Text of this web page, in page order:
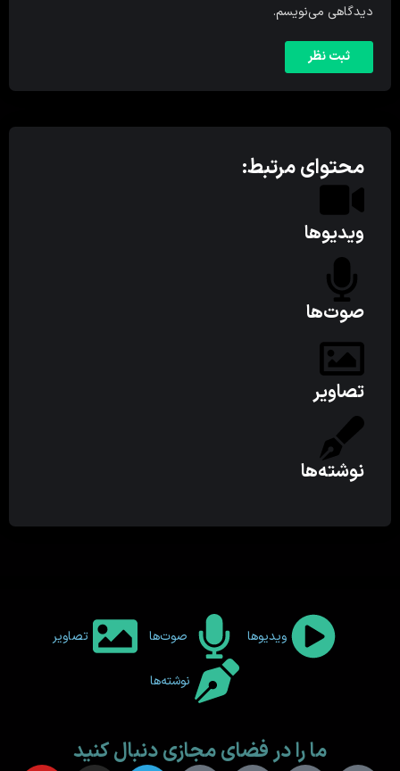
دیدگاهی می‌نویسم.
محتوای مرتبط:
ویدیوها
صوت‌ها
تصاویر
نوشته‌ها
ویدیوها صوت‌ها تصاویر
نوشته‌ها
ما را در فضای مجازی دنبال کنید